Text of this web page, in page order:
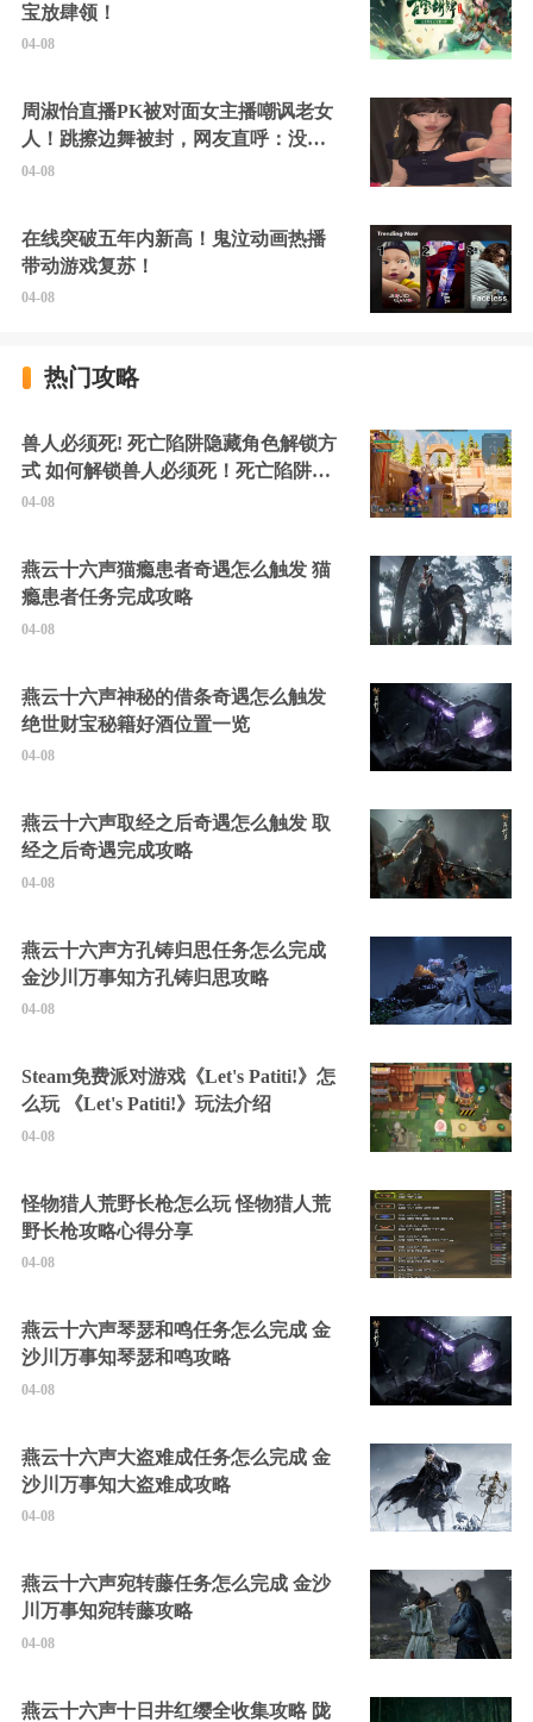
宝放肆领！
04-08
周淑怡直播PK被对面女主播嘲讽老女
人！跳擦边舞被封，网友直呼：没边
硬擦封的好！
04-08
在线突破五年内新高！鬼泣动画热播
带动游戏复苏！
04-08
热门攻略
兽人必须死! 死亡陷阱隐藏角色解锁方
式 如何解锁兽人必须死！死亡陷阱中
的隐藏角色
04-08
燕云十六声猫瘾患者奇遇怎么触发 猫
瘾患者任务完成攻略
04-08
燕云十六声神秘的借条奇遇怎么触发
绝世财宝秘籍好酒位置一览
04-08
燕云十六声取经之后奇遇怎么触发 取
经之后奇遇完成攻略
04-08
燕云十六声方孔铸归思任务怎么完成
金沙川万事知方孔铸归思攻略
04-08
Steam免费派对游戏《Let's Patiti!》怎
么玩 《Let's Patiti!》玩法介绍
04-08
怪物猎人荒野长枪怎么玩 怪物猎人荒
野长枪攻略心得分享
04-08
燕云十六声琴瑟和鸣任务怎么完成 金
沙川万事知琴瑟和鸣攻略
04-08
燕云十六声大盗难成任务怎么完成 金
沙川万事知大盗难成攻略
04-08
燕云十六声宛转藤任务怎么完成 金沙
川万事知宛转藤攻略
04-08
燕云十六声十日井红缨全收集攻略 陇